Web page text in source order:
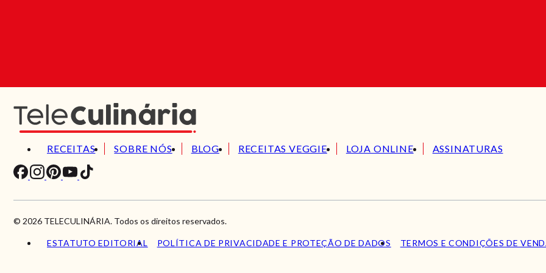
RECEITAS SOBRE NÓS BLOG RECEITAS VEGGIE LOJA ONLINE ASSINATURAS
© 2026 TELECULINÁRIA. Todos os direitos reservados.
ESTATUTO EDITORIAL POLÍTICA DE PRIVACIDADE E PROTEÇÃO DE DADOS TERMOS E CONDIÇÕES DE